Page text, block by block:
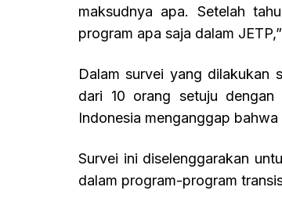
maksudnya apa. Setelah
program apa saja dalam
Dalam survei yang dilakukan
dari 10 orang setuju
Indonesia menganggap
Survei ini diselenggarakan
dalam program-program